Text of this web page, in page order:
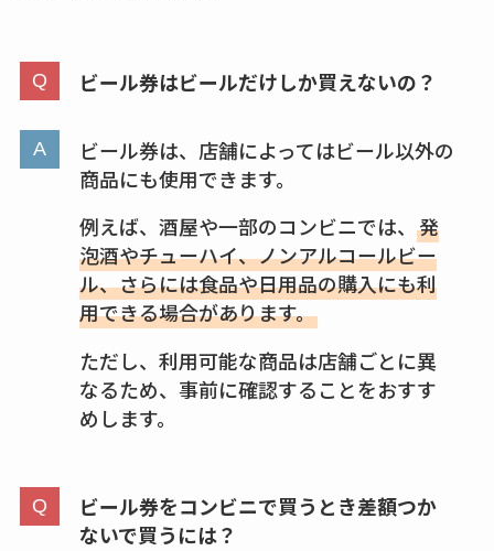
てる？薬局やイオン
も調査
アクアテクトゲルが
こ？楽天・amazonで
買える？値段や手荒
しまむら布団セット
の料金は？セール・
半額になるのはい
つ？激安販売店・通
販も調査
ズで買える？楽天や
amazonなど通販の販
ビール券はビールだけしか買えないの？
ビール券は、店舗によってはビール以外の
商品にも使用できます。
例えば、酒屋や一部のコンビニでは、 発
泡酒やチューハイ、ノンアルコールビー
ル、さらには食品や日用品の購入にも利
用できる場合があります。
ただし、利用可能な商品は店舗ごとに異
なるため、事前に確認することをおすす
めします。
ビール券をコンビニで買うとき差額つか
ないで買うには？